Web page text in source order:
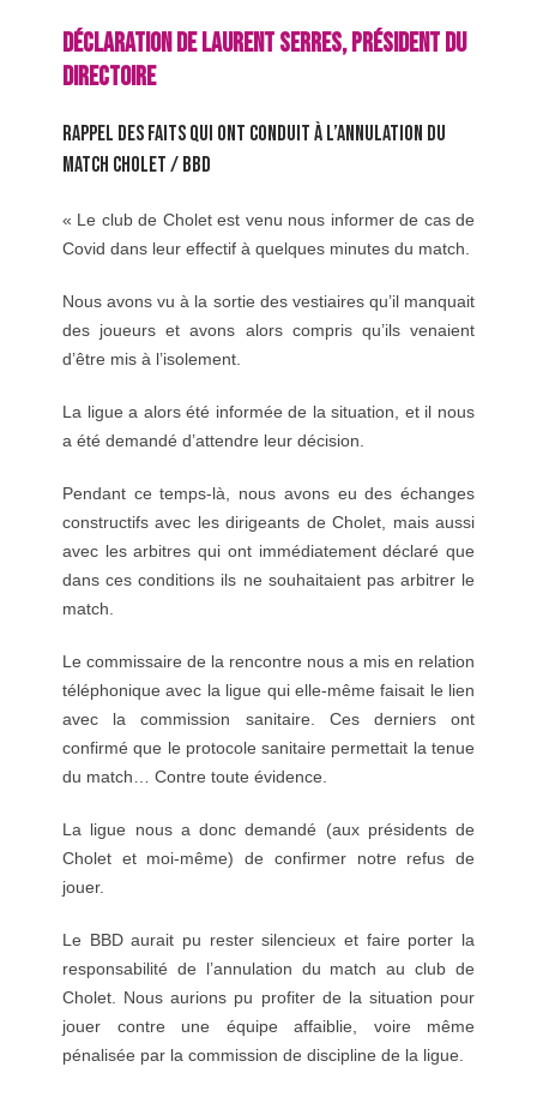
DÉCLARATION DE LAURENT SERRES, PRÉSIDENT DU
DIRECTOIRE
RAPPEL DES FAITS QUI ONT CONDUIT À L’ANNULATION DU
MATCH CHOLET / BBD
« Le club de Cholet est venu nous informer de cas de
Covid dans leur effectif à quelques minutes du match.
Nous avons vu à la sortie des vestiaires qu’il manquait
des joueurs et avons alors compris qu’ils venaient
d’être mis à l’isolement.
La ligue a alors été informée de la situation, et il nous
a été demandé d’attendre leur décision.
Pendant ce temps-là, nous avons eu des échanges
constructifs avec les dirigeants de Cholet, mais aussi
avec les arbitres qui ont immédiatement déclaré que
dans ces conditions ils ne souhaitaient pas arbitrer le
match.
Le commissaire de la rencontre nous a mis en relation
téléphonique avec la ligue qui elle-même faisait le lien
avec la commission sanitaire. Ces derniers ont
confirmé que le protocole sanitaire permettait la tenue
du match… Contre toute évidence.
La ligue nous a donc demandé (aux présidents de
Cholet et moi-même) de confirmer notre refus de
jouer.
Le BBD aurait pu rester silencieux et faire porter la
responsabilité de l’annulation du match au club de
Cholet. Nous aurions pu profiter de la situation pour
jouer contre une équipe affaiblie, voire même
pénalisée par la commission de discipline de la ligue.